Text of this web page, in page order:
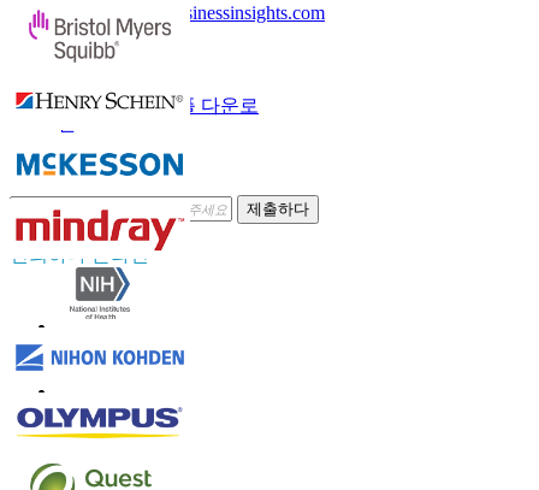
sales@fortunebusinessinsights.com
부르다
샘플 다운로
드
뉴스레터 구독
제출하다
신뢰하다 온라인